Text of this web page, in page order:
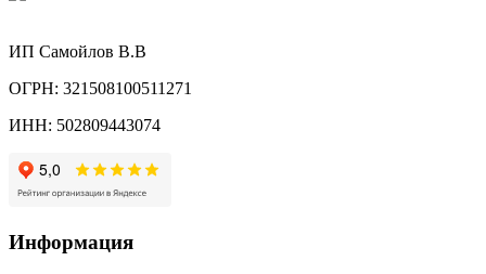
ИП Самойлов В.В
ОГРН: 321508100511271
ИНН: 502809443074
Информация